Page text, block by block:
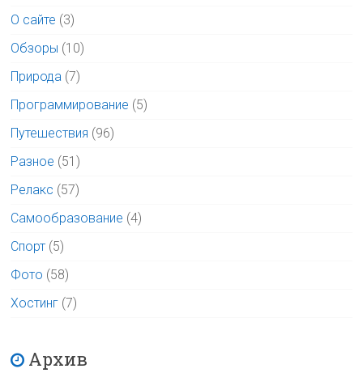
О сайте (3)
Обзоры (10)
Природа (7)
Программирование (5)
Путешествия (96)
Разное (51)
Релакс (57)
Самообразование (4)
Спорт (5)
Фото (58)
Хостинг (7)
Архив